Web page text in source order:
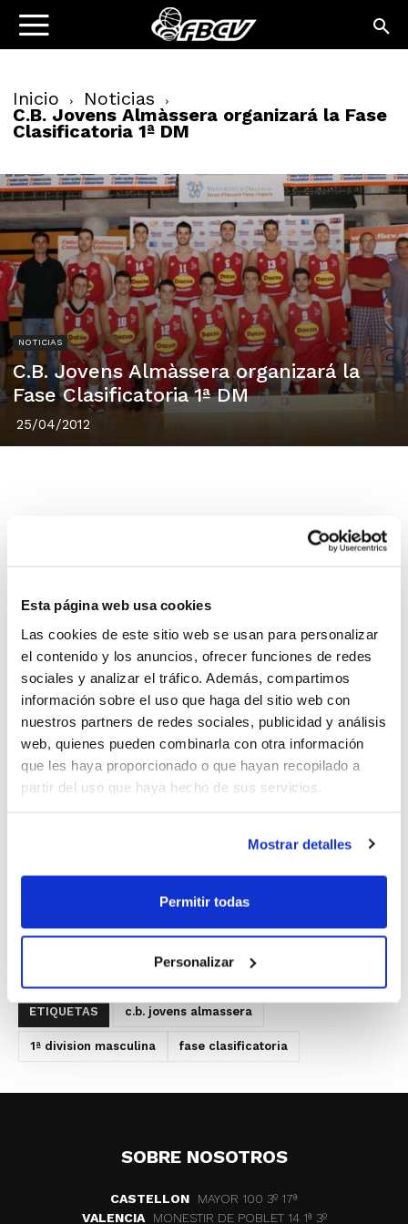
Esta página web usa cookies
Las cookies de este sitio web se usan para personalizar
el contenido y los anuncios, ofrecer funciones de redes
sociales y analizar el tráfico. Además, compartimos
información sobre el uso que haga del sitio web con
nuestros partners de redes sociales, publicidad y análisis
web, quienes pueden combinarla con otra información
que les haya proporcionado o que hayan recopilado a
partir del uso que haya hecho de sus servicios.
Mostrar detalles
Permitir todas
Personalizar
Inicio Noticias
C.B. Jovens Almàssera organizará la Fase
Clasificatoria 1ª DM
NOTICIAS
C.B. Jovens Almàssera organizará la
Fase Clasificatoria 1ª DM
25/04/2012
De acuerdo a las solicitudes recibidas y a las
la Fase Clasificatoria Cto. de España 1ª División
Masculina.
La Fase Clasificatoria será a partido único entre el
primer clasificado del Grupo A (C.B. Jovens Almàssera)
y el primer clasificado del Grupo B (equipo por
determinar). El vencedor conseguirá directamente el
ascenso a Liga EBA, mientras que el otro equipo
participará en la posterior Fase Final por el Ascenso.
Municipal de Almàssera el domingo 6 de
ETIQUETAS c.b. jovens almassera
1ª division masculina fase clasificatoria
SOBRE NOSOTROS
CASTELLON
MAYOR 100 3º 17ª
VALENCIA
MONESTIR DE POBLET 14 1ª 3º